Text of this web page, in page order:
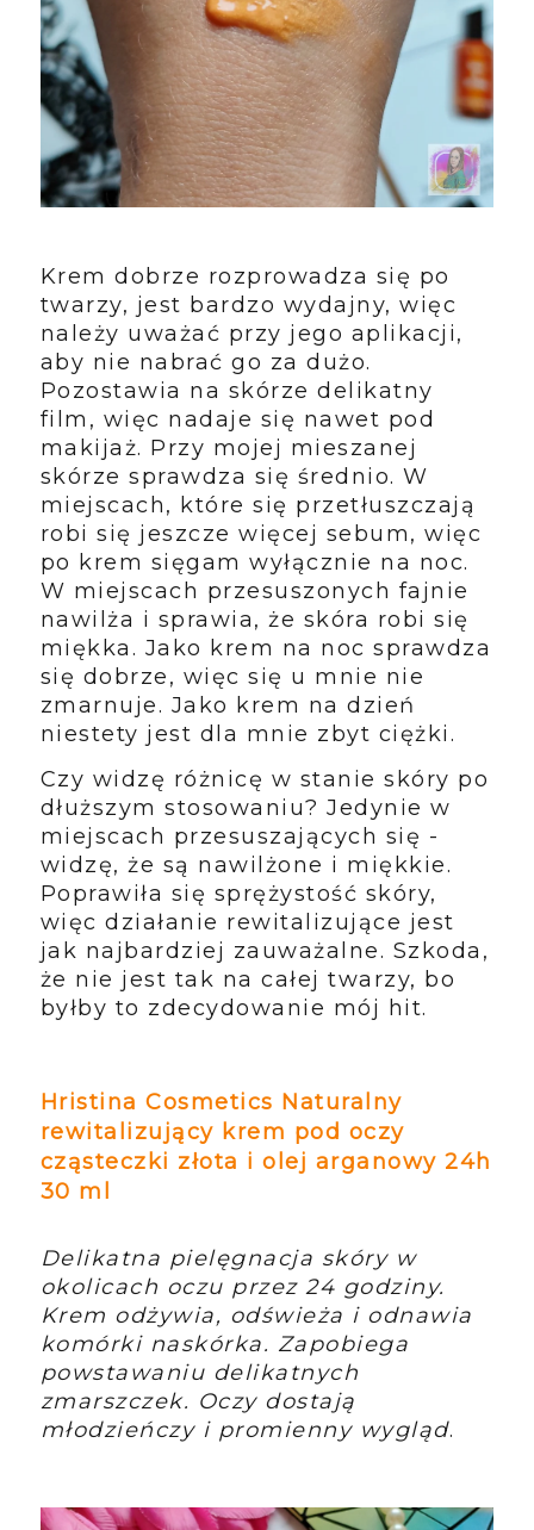
Krem dobrze rozprowadza się po
twarzy, jest bardzo wydajny, więc
należy uważać przy jego aplikacji,
aby nie nabrać go za dużo.
Pozostawia na skórze delikatny
film, więc nadaje się nawet pod
makijaż. Przy mojej mieszanej
skórze sprawdza się średnio. W
miejscach, które się przetłuszczają
robi się jeszcze więcej sebum, więc
po krem sięgam wyłącznie na noc.
W miejscach przesuszonych fajnie
nawilża i sprawia, że skóra robi się
miękka. Jako krem na noc sprawdza
się dobrze, więc się u mnie nie
zmarnuje. Jako krem na dzień
niestety jest dla mnie zbyt ciężki.
Czy widzę różnicę w stanie skóry po
dłuższym stosowaniu? Jedynie w
miejscach przesuszających się -
widzę, że są nawilżone i miękkie.
Poprawiła się sprężystość skóry,
więc działanie rewitalizujące jest
jak najbardziej zauważalne. Szkoda,
że nie jest tak na całej twarzy, bo
byłby to zdecydowanie mój hit.
Hristina Cosmetics Naturalny
rewitalizujący krem pod oczy
cząsteczki złota i olej arganowy 24h
30 ml
Delikatna pielęgnacja skóry w
okolicach oczu przez 24 godziny.
Krem odżywia, odświeża i odnawia
komórki naskórka. Zapobiega
powstawaniu delikatnych
zmarszczek. Oczy dostają
młodzieńczy i promienny wygląd.